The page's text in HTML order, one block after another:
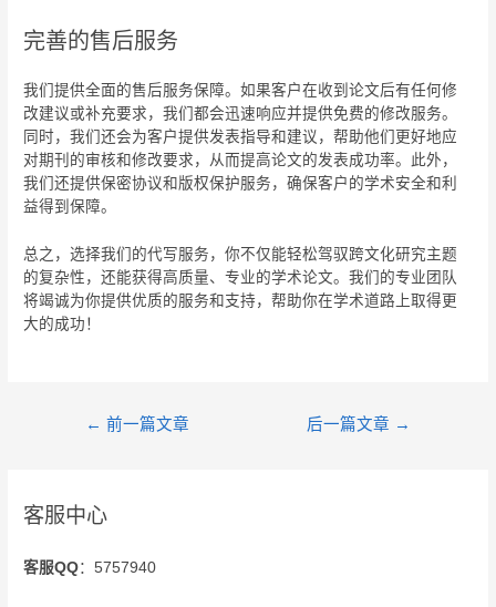
完善的售后服务
我们提供全面的售后服务保障。如果客户在收到论文后有任何修
改建议或补充要求，我们都会迅速响应并提供免费的修改服务。
同时，我们还会为客户提供发表指导和建议，帮助他们更好地应
对期刊的审核和修改要求，从而提高论文的发表成功率。此外，
我们还提供保密协议和版权保护服务，确保客户的学术安全和利
益得到保障。
总之，选择我们的代写服务，你不仅能轻松驾驭跨文化研究主题
的复杂性，还能获得高质量、专业的学术论文。我们的专业团队
将竭诚为你提供优质的服务和支持，帮助你在学术道路上取得更
大的成功！
← 前一篇文章 后一篇文章 →
客服中心
客服QQ：5757940